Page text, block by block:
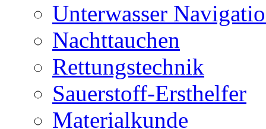
Unterwasser
Nachttauchen
Rettungstechnik
Sauerstoff-Ersthelfer
Materialkunde